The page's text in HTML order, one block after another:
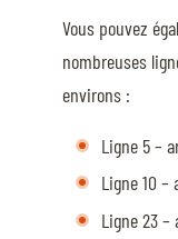
MULTIMÉDIA
FILM DU 60E
Vous pouvez
nombreuses
environs :
Ligne 5 –
Ligne 10 –
Ligne 23 –